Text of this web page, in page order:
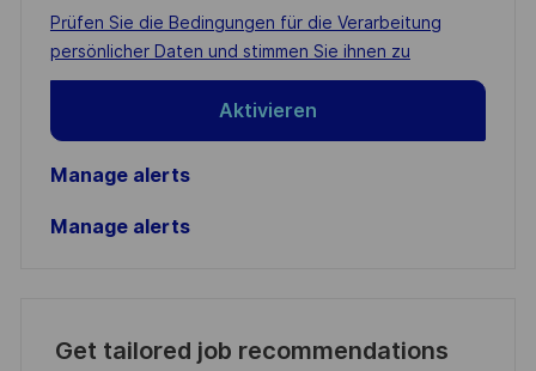
address
(Required)
Required
Prüfen Sie die Bedingungen für die Verarbeitung
persönlicher Daten und stimmen Sie ihnen zu
Aktivieren
Manage alerts
Manage alerts
Get tailored job recommendations